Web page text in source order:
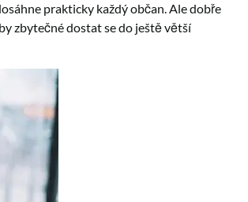
prakticky každý občan. Ale dobře
zbytečné dostat se do ještě větší